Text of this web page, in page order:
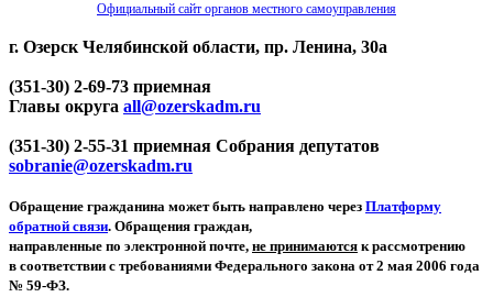
Официальный сайт органов местного самоуправления
г. Озерск Челябинской области, пр. Ленина, 30а
(351-30) 2-69-73 приемная
Главы округа all@ozerskadm.ru
(351-30) 2-55-31 приемная Собрания депутатов
sobranie@ozerskadm.ru
Обращение гражданина может быть направлено через Платформу
обратной связи. Обращения граждан,
направленные по электронной почте, не принимаются к рассмотрению
в соответствии с требованиями Федерального закона от 2 мая 2006 года
№ 59-ФЗ.